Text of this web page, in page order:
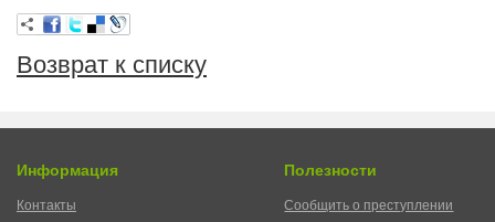
Возврат к списку
Информация
Контакты
Полезности
Сообщить о преступлении